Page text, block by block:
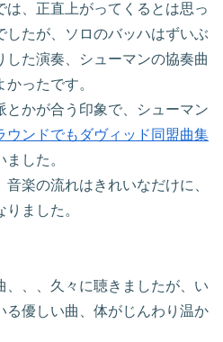
は、正直上がってくるとは思っ
したが、ソロのバッハはずいぶ
した演奏、シューマンの協奏曲
ったです。
とかが合う印象で、シューマン
ウンドでもダヴィッド同盟曲集
した。
楽の流れはきれいなだけに、
ました。
、、、久々に聴きましたが、い
る優しい曲、体がじんわり温か